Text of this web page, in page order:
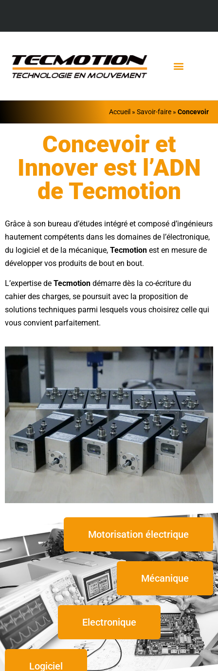
Accueil »Savoir-faire »Concevoir
Concevoir et
Innover est l’ADN
de Tecmotion
Grâce à son bureau d’études intégré et composé d’ingénieurs
hautement compétents dans les domaines de l’électronique,
du logiciel et de la mécanique, Tecmotion est en mesure de
développer vos produits de bout en bout.
L’expertise de Tecmotion démarre dès la co-écriture du
cahier des charges, se poursuit avec la proposition de
solutions techniques parmi lesquels vous choisirez celle qui
vous convient parfaitement.
Motorisation électrique
Mécanique
Electronique
Logiciel